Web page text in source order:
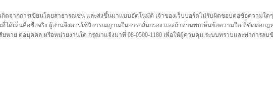
ดจากการเขียนโดยสาธารณชน และส่งขึ้นมาแบบอัตโนมัติ เจ้าของเว็บบอร์ดไม่รับผิดชอบต่อข้อความใดๆ
ที่ได้เห็นคือชื่อจริง ผู้อ่านจึงควรใช้วิจารณญาณในการกลั่นกรอง และถ้าท่านพบเห็นข้อความใด ที่ขัดต่อกฎ
ยหาย ต่อบุคคล หรือหน่วยงานใด กรุณาแจ้งมาที่ 08-0500-1180 เพื่อให้ผู้ควบคุม ระบบทราบและทำการล